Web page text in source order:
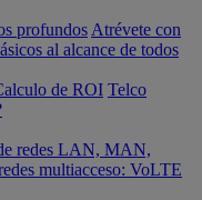
profundos Atrévete con
al alcance de todos
de ROI Telco
redes LAN, MAN,
multiacceso: VoLTE